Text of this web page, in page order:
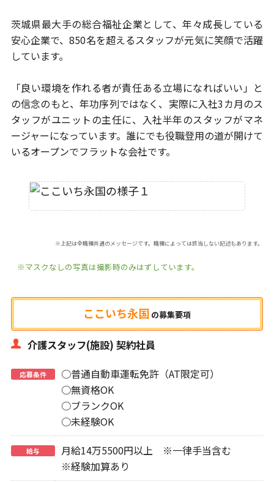
茨城県最大手の総合福祉企業として、年々成長している
安心企業で、850名を超えるスタッフが元気に笑顔で活躍
しています。
「良い環境を作れる者が責任ある立場になればいい」と
の信念のもと、年功序列ではなく、実際に入社3カ月のス
タッフがユニットの主任に、
入社半年のスタッフがマネ
ージャーになっています。 誰にでも役職登用の道が開けて
いるオープンでフラットな会社です。
※上記は全職種共通のメッセージです。職種によっては該当しない記述もあります。
※マスクなしの写真は撮影時のみはずしています。
ここいち永国 の募集要項
介護スタッフ(施設) 契約社員
応募条件
○普通自動車運転免許（AT限定可）
○無資格OK
○ブランクOK
○未経験OK
給与
月給14万5500円以上 ※一律手当含む
※経験加算あり